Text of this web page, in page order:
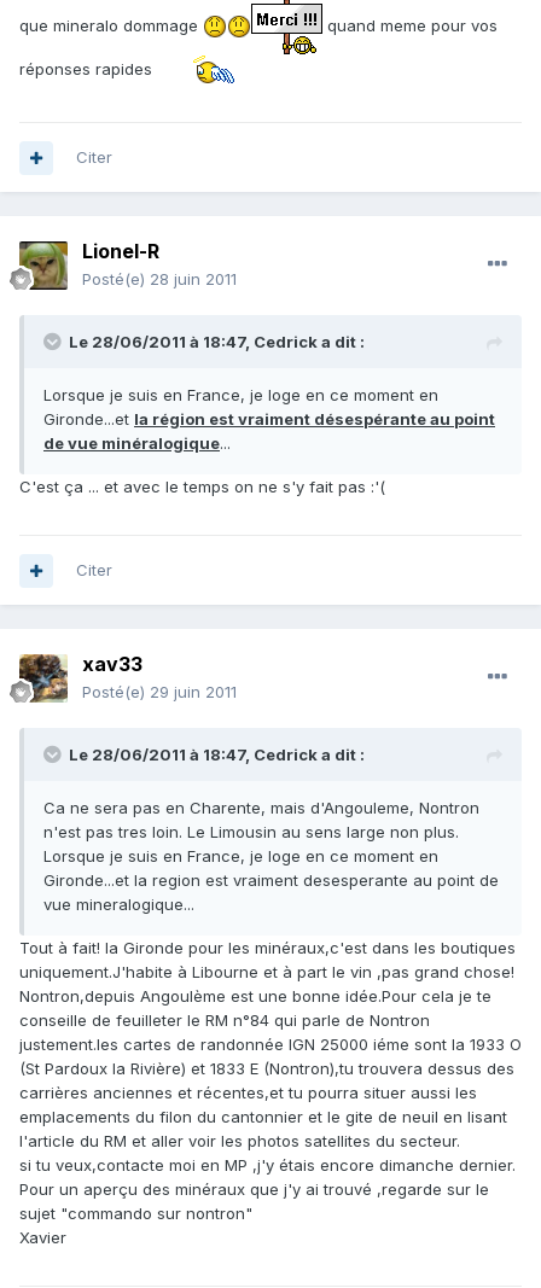
que mineralo dommage
quand meme pour vos
réponses rapides
Citer
Lionel-R
Posté(e) 28 juin 2011
Le 28/06/2011 à 18:47, Cedrick a dit :
Lorsque je suis en France, je loge en ce moment en
Gironde...et la région est vraiment désespérante au point
de vue minéralogique...
C'est ça ... et avec le temps on ne s'y fait pas :'(
Citer
xav33
Posté(e) 29 juin 2011
Le 28/06/2011 à 18:47, Cedrick a dit :
Ca ne sera pas en Charente, mais d'Angouleme, Nontron
n'est pas tres loin. Le Limousin au sens large non plus.
Lorsque je suis en France, je loge en ce moment en
Gironde...et la region est vraiment desesperante au point de
vue mineralogique...
Tout à fait! la Gironde pour les minéraux,c'est dans les boutiques
uniquement.J'habite à Libourne et à part le vin ,pas grand chose!
Nontron,depuis Angoulème est une bonne idée.Pour cela je te
conseille de feuilleter le RM n°84 qui parle de Nontron
justement.les cartes de randonnée IGN 25000 iéme sont la 1933 O
(St Pardoux la Rivière) et 1833 E (Nontron),tu trouvera dessus des
carrières anciennes et récentes,et tu pourra situer aussi les
emplacements du filon du cantonnier et le gite de neuil en lisant
l'article du RM et aller voir les photos satellites du secteur.
si tu veux,contacte moi en MP ,j'y étais encore dimanche dernier.
Pour un aperçu des minéraux que j'y ai trouvé ,regarde sur le
sujet "commando sur nontron"
Xavier